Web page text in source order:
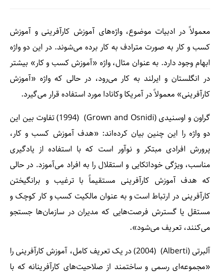
معمولاً در ادبیات موضوع، واژه‌های آموزش کارآفرینی و آموزش
کسب و کار به صورت مترادف به کار برده می‌شوند. در این دو واژه
ابهام وجود دارد. به عنوان مثال، واژه‌ «آموزش کسب و کار» بیشتر
در انگلستان و ایرلند به کار می‌رود، در حالی که واژه‌‌ «آموزش
کارآفرینی» معمولاً در آمریکا وکانادا مورد استفاده قرار می‌گیرد.
گراون و اوسنیدی (Grown and Osnidi) ‌ (1994) تفاوت بین این
دو واژه را این چنین بیان کرده‌اند: «هدف آموزش کسب و کار،
پرورش افرادی مبتکر و نوآور است که با استفاده از یادگیری
مناسب، ویژگی خوداتکایی و استقلال را به افراد می‌آموزد. در حالی
که هدف آموزش کارآفرینی مستقیماً با ترغیب و برانگیختن
کارآفرینی در ارتباط است و به عنوان مالکیت کسب و کار کوچک و
مستقل یا گسترش فرصت‌هایی که مدیران در سازمان‌ها جستجو
می‌کنند، تعریف می‌شود».
آلبرتی (Alberti) ‌ (2004) در یک تعریف کامل، آموزش کارآفرینی را
«مجموعه‌ای رسمی و ساختمند از صلاحیت‌های کارآفرینانه که با